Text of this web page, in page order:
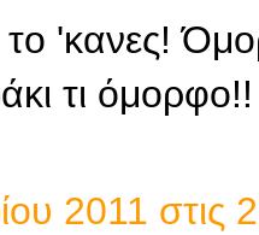
το 'κανες!
τι
2011 στις